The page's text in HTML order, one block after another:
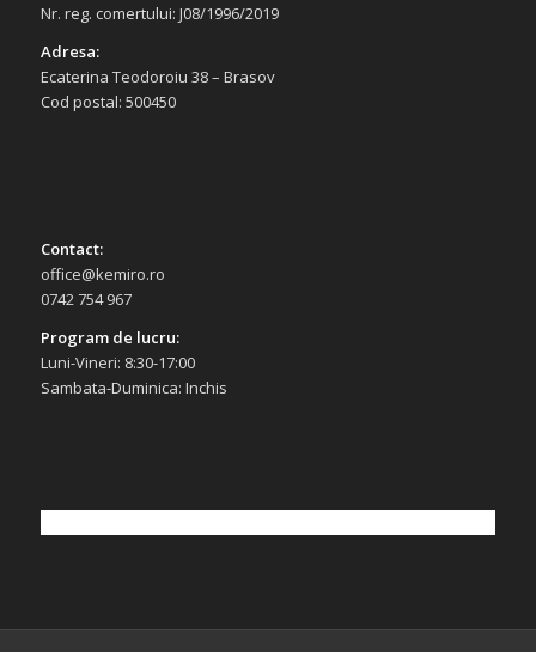
Nr. reg. comertului: J08/1996/2019
Adresa:
Ecaterina Teodoroiu 38 – Brasov
Cod postal: 500450
Contact:
office@kemiro.ro
0742 754 967
Program de lucru:
Luni-Vineri: 8:30-17:00
Sambata-Duminica: Inchis